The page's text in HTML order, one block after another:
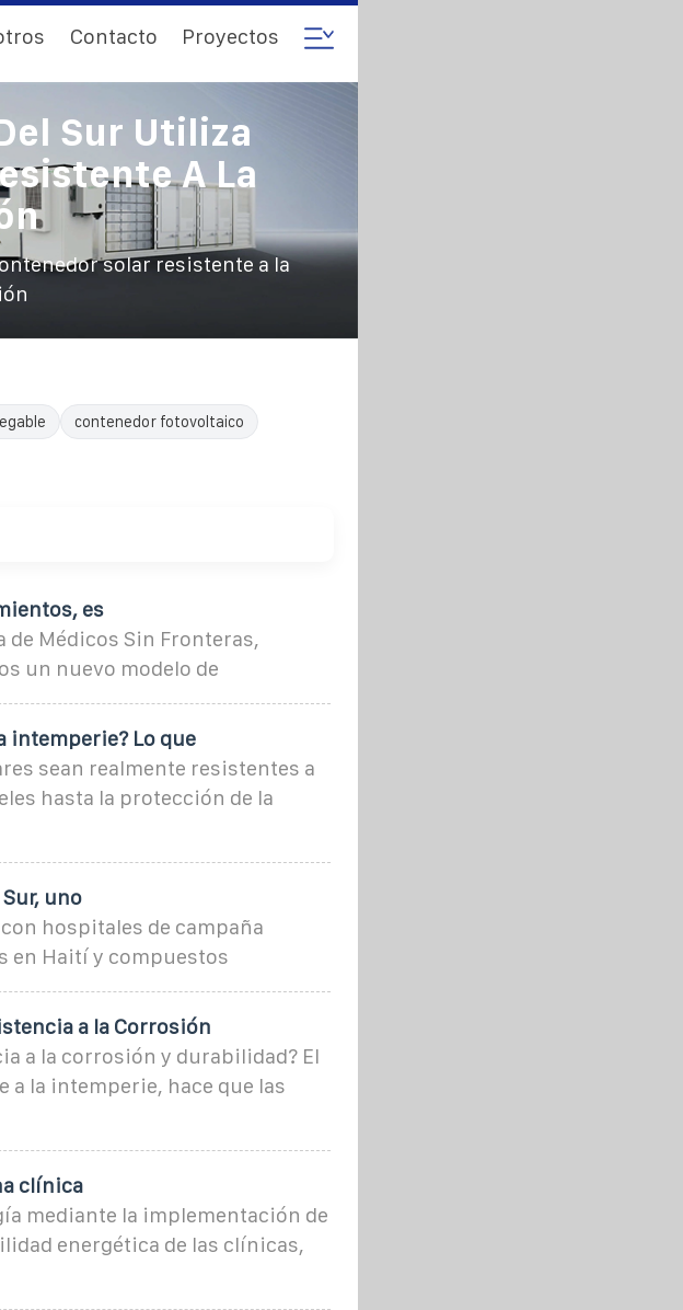
Contacto Proyectos
Sur Utiliza
A La
solar resistente a la
contenedor fotovoltaico
es
Médicos Sin Fronteras,
un nuevo modelo de
intemperie? Lo que
sean realmente resistentes a
hasta la protección de la
uno
hospitales de campaña
en Haití y compuestos
a la Corrosión
a la corrosión y durabilidad? El
a la intemperie, hace que las
clínica
mediante la implementación de
energética de las clínicas,